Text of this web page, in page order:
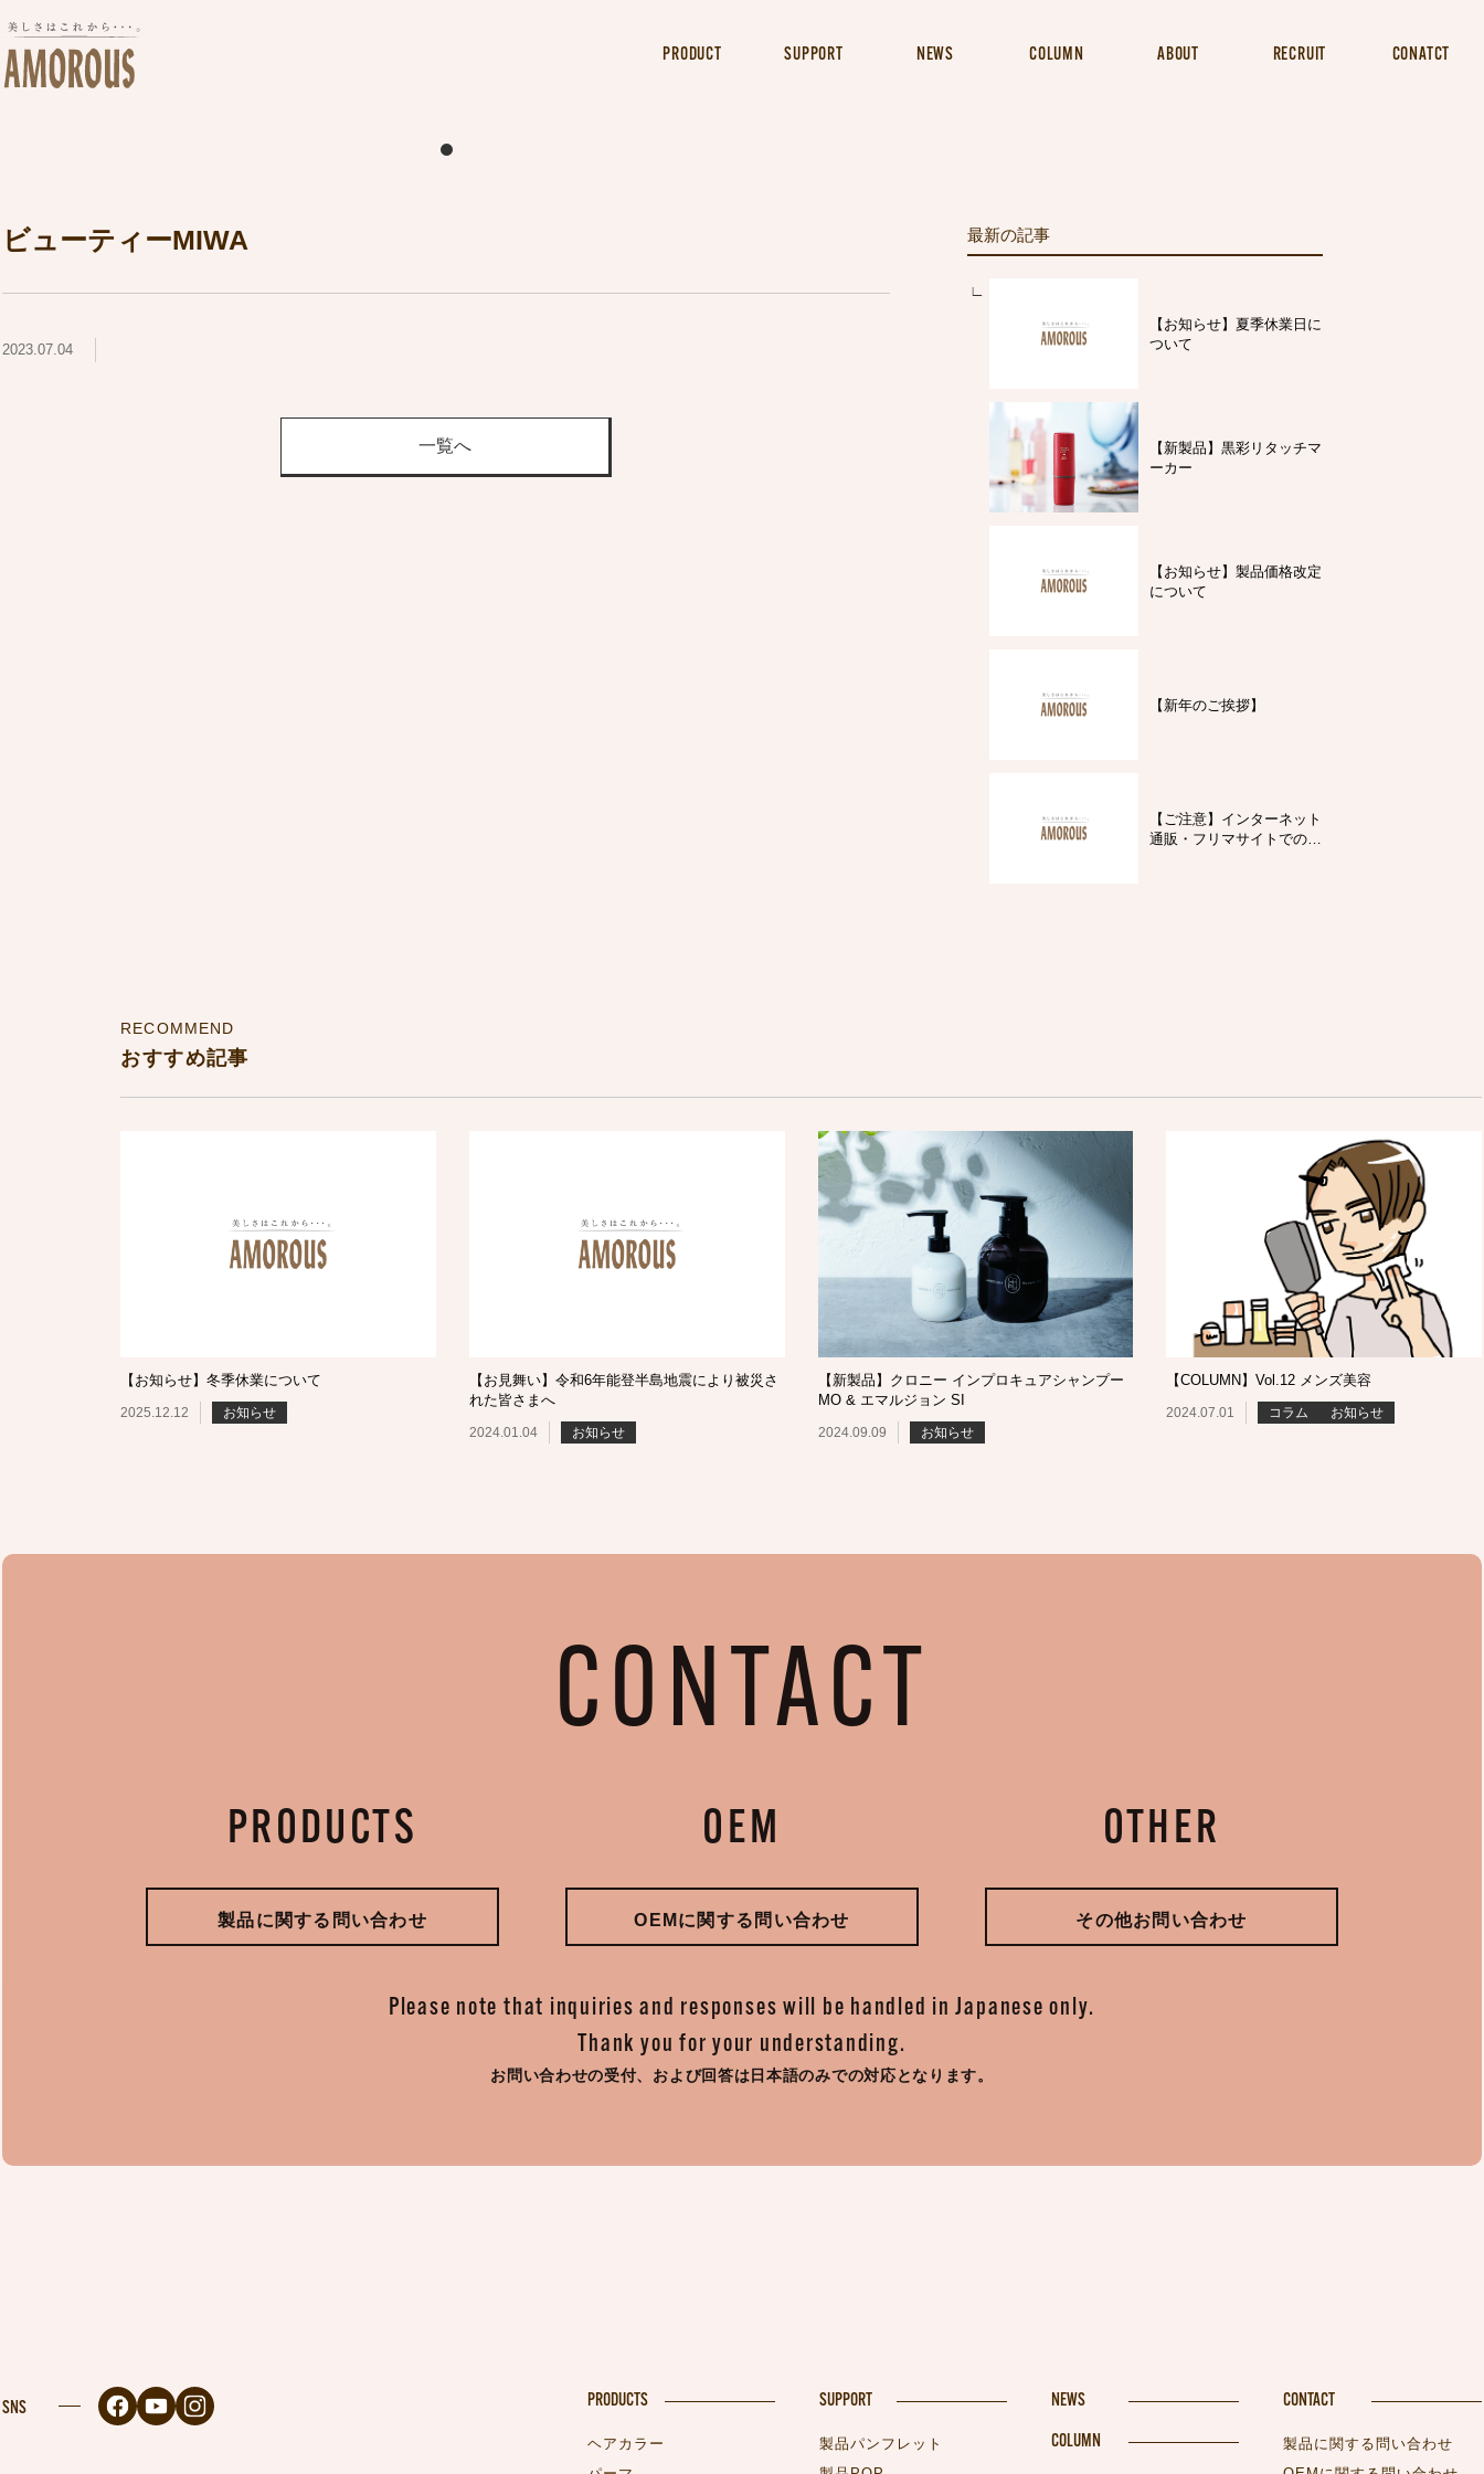
PRODUCT SUPPORT NEWS COLUMN ABOUT RECRUIT CONATCT
ビューティーMIWA
2023.07.04
一覧へ
最新の記事
【お知らせ】夏季休業日に
ついて
【新製品】黒彩リタッチマ
ーカー
【お知らせ】製品価格改定
について
【新年のご挨拶】
【ご注意】インターネット
通販・フリマサイトでの製
RECOMMEND
おすすめ記事
【お知らせ】冬季休業について
2025.12.12 お知らせ
【お見舞い】令和6年能登半島地震により被災さ
れた皆さまへ
2024.01.04 お知らせ
【新製品】クロニー インプロキュアシャンプー
MO & エマルジョン SI
2024.09.09 お知らせ
【COLUMN】Vol.12 メンズ美容
2024.07.01 コラム お知らせ
CONTACT
PRODUCTS
製品に関する問い合わせ
OEM
OEMに関する問い合わせ
OTHER
その他お問い合わせ
Please note that inquiries and responses will be handled in Japanese only.
Thank you for your understanding.
お問い合わせの受付、 および回答は日本語のみでの対応となります。
SNS PRODUCTS
ヘアカラー
SUPPORT
製品パンフレット
NEWS
COLUMN
CONTACT
製品に関する問い合わせ